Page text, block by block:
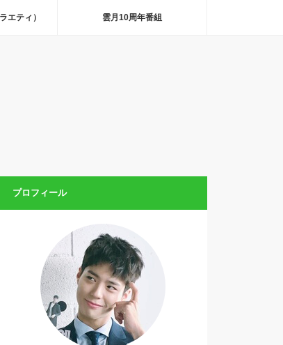
エティ） 雲月10周年番組
プロフィール